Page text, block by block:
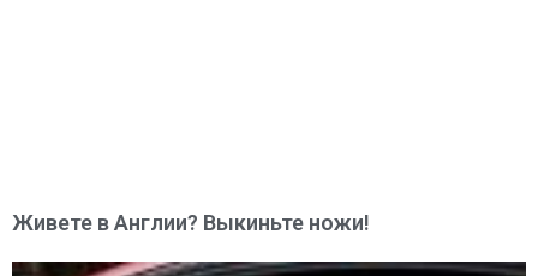
Живете в Англии? Выкиньте ножи!